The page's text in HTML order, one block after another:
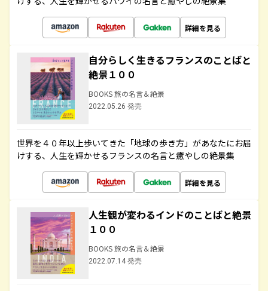
詳細を見る
自分らしく生きるフランスのことばと
絶景１００
BOOKS 旅の名言＆絶景
2022.05.26 発売
世界を４０年以上歩いてきた「地球の歩き方」があなたにお届
けする、人生を輝かせるフランスの名言と癒やしの絶景集
詳細を見る
人生観が変わるインドのことばと絶景
１００
BOOKS 旅の名言＆絶景
2022.07.14 発売